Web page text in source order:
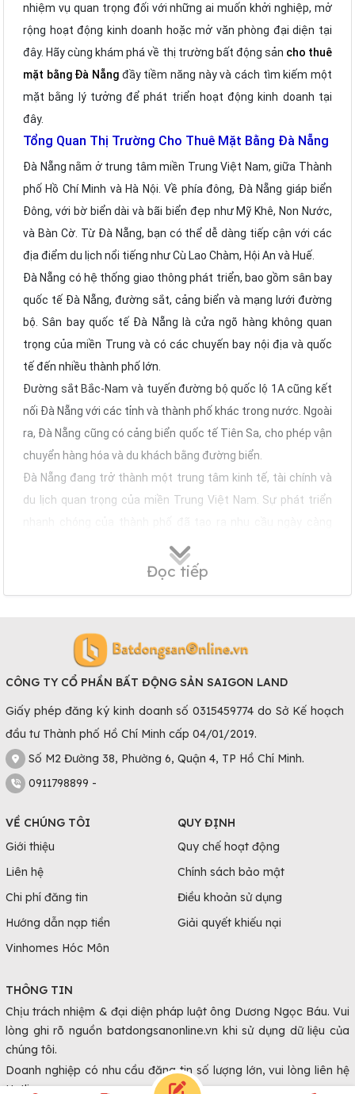
nhiệm vụ quan trọng đối với những ai muốn khởi nghiệp, mở
rộng hoạt động kinh doanh hoặc mở văn phòng đại diện tại
đây. Hãy cùng khám phá về thị trường bất động sản cho thuê
mặt bằng Đà Nẵng đầy tiềm năng này và cách tìm kiếm một
mặt bằng lý tưởng để phát triển hoạt động kinh doanh tại
đây.
Tổng Quan Thị Trường Cho Thuê Mặt Bằng Đà Nẵng
Đà Nẵng nằm ở trung tâm miền Trung Việt Nam, giữa Thành
phố Hồ Chí Minh và Hà Nội. Về phía đông, Đà Nẵng giáp biển
Đông, với bờ biển dài và bãi biển đẹp như Mỹ Khê, Non Nước,
và Bàn Cờ. Từ Đà Nẵng, bạn có thể dễ dàng tiếp cận với các
địa điểm du lịch nổi tiếng như Cù Lao Chàm, Hội An và Huế.
Đà Nẵng có hệ thống giao thông phát triển, bao gồm sân bay
quốc tế Đà Nẵng, đường sắt, cảng biển và mạng lưới đường
bộ. Sân bay quốc tế Đà Nẵng là cửa ngõ hàng không quan
trọng của miền Trung và có các chuyến bay nội địa và quốc
tế đến nhiều thành phố lớn.
Đường sắt Bắc-Nam và tuyến đường bộ quốc lộ 1A cũng kết
nối Đà Nẵng với các tỉnh và thành phố khác trong nước. Ngoài
ra, Đà Nẵng cũng có cảng biển quốc tế Tiên Sa, cho phép vận
chuyển hàng hóa và du khách bằng đường biển.
Đà Nẵng đang trở thành một trung tâm kinh tế, tài chính và
du lịch quan trọng của miền Trung Việt Nam. Sự phát triển
tăng về mặt bằng kinh doanh và văn phòng cho thuê.
Chính vì những điều kiện thuận lợi ấy nên khu vực này ngày
thuê mặt bằng tại Đà Nẵng
kinh doanh, mà còn bao gồm cả văn phòng, căn hộ dịch vụ,
nhà ở và các loại hình khác.
Giá cho thuê mặt bằng ở Đà Nẵng
+ Giá thuê mặt bằng văn phòng trong khu vực này có thể dao
động từ 250.000 đến 500.000 đồng/m2/tháng, tùy thuộc vào
quán cafe, showroom... trong khu vực trung tâm thường từ
10 triệu đến 50 triệu đồng/tháng, tuỳ thuộc vào vị trí và diện
tích mặt bằng.
- Khu vực biển (Mỹ Khê, Non Nước, Sơn Trà): Với vị trí gần biển
cao. Giá thuê mặt bằng kinh doanh từ 20 triệu đến 100 triệu
đồng/tháng.
- Khu vực ngoại ô và ven đô: Giá thuê mặt bằng kinh doanh
trong khu vực này từ 5 triệu đến 30 triệu đồng/tháng.
Kinh Nghiệm Khi Tìm Thuê Mặt Đà Nẵng
Đọc tiếp
CÔNG TY CỔ PHẦN BẤT ĐỘNG SẢN SAIGON LAND
Giấy phép đăng ký kinh doanh số 0315459774 do Sở Kế hoạch
đầu tư Thành phố Hồ Chí Minh cấp 04/01/2019.
Số M2 Đường 38, Phường 6, Quận 4, TP Hồ Chí Minh.
0911798899 -
VỀ CHÚNG TÔI
Giới thiệu
Liên hệ
Chi phí đăng tin
Hướng dẫn nạp tiền
Vinhomes Hóc Môn
QUY ĐỊNH
Quy chế hoạt động
Chính sách bảo mật
Điều khoản sử dụng
Giải quyết khiếu nại
THÔNG TIN
Chịu trách nhiệm & đại diện pháp luật ông Dương Ngọc Báu. Vui
lòng ghi rõ nguồn batdongsanonline.vn khi sử dụng dữ liệu của
chúng tôi.
Doanh nghiệp có nhu cầu đăng tin số lượng lớn, vui lòng liên hệ
Hotline.